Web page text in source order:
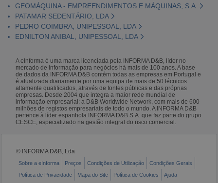
GEOMÁQUINA - EMPREENDIMENTOS E MÁQUINAS, S.A.
PATAMAR SEDENTÁRIO, LDA
PEDRO COIMBRA, UNIPESSOAL, LDA
EDNILTON ANIBAL, UNIPESSOAL, LDA
A eInforma é uma marca licenciada pela INFORMA D&B, líder no
mercado de informação para negócios há mais de 100 anos. A base
de dados da INFORMA D&B contém todas as empresas em Portugal e
é atualizada diariamente por uma equipa de mais de 50 técnicos
altamente qualificados, através de fontes públicas e das próprias
empresas. Desde 2004 que integra a maior rede mundial de
informação empresarial: a D&B Worldwide Network, com mais de 600
milhões de registos empresariais de todo o mundo. A INFORMA D&B
pertence à líder espanhola INFORMA D&B S.A. que faz parte do grupo
CESCE, especializado na gestão integral do risco comercial.
© INFORMA D&B, Lda
Sobre a eInforma Preços Condições de Utilização
Condições Gerais
Política de Privacidade
Mapa do Site Política de Cookies Ajuda